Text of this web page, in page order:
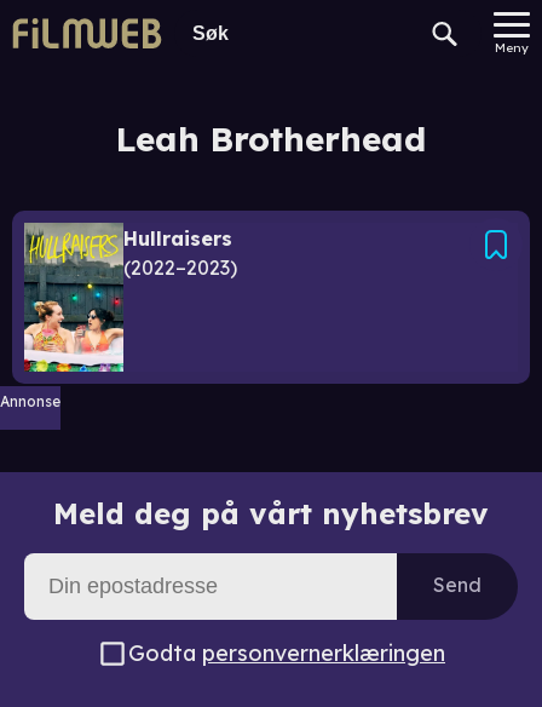
Meny
Leah Brotherhead
Hullraisers
2022–2023
Annonse
Meld deg på vårt nyhetsbrev
Send
Godta personvernerklæringen